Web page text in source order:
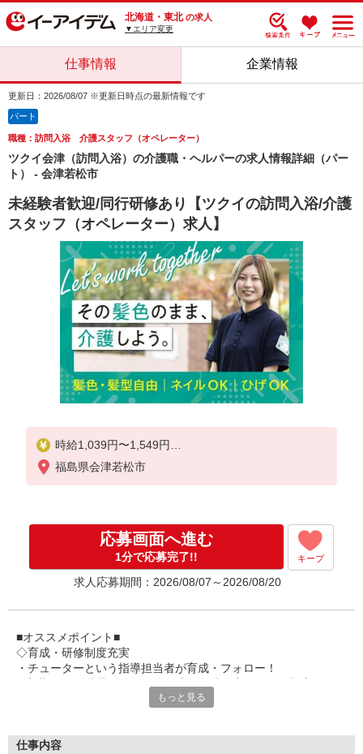
北海道・東北 の求人
▼エリア変更
仕事情報 企業情報
更新日：2026/08/07 ※更新日時点の最新情報です
パート
職種：訪問入浴 介護スタッフ（オペレーター）
ツクイ会津（訪問入浴）の介護職・ヘルパーの求人情報詳細（パー
ト） - 会津若松市
未経験者歓迎/同行研修あり【ツクイの訪問入浴/介護
スタッフ（オペレーター）求人】
時給1,039円〜1,549円
★土日祝日は時給100円アップ！
福島県会津若松市
応募画面へ進む
1分で応募完了!! キープ
求人応募期間：2026/08/07～2026/08/20
■オススメポイント■
◇育成・研修制度充実
・チューターという指導担当者が育成・フォロー！
・キャリアアップ支援制度を活用して働きながら資格取得が可能
・ツクイ独自の福祉厚生制度でプライベートも充実
もっと見る
仕事内容